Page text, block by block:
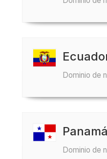
Dominio de
Panamá
Dominio de